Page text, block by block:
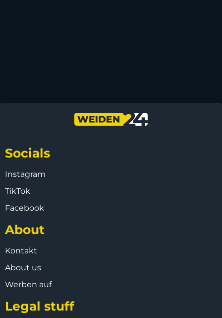
Socials
Instagram
TikTok
Facebook
About
Kontakt
About us
Werben auf
Legal stuff